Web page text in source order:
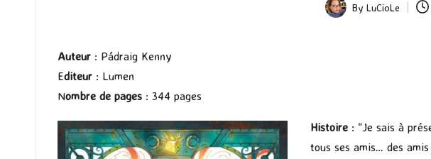
Posted
By LuCioLe
Auteur : Pádraig Kenny
Editeur : Lumen
Nombre de pages : 344 pages
Histoire : “Je sais à
tous ses amis… des